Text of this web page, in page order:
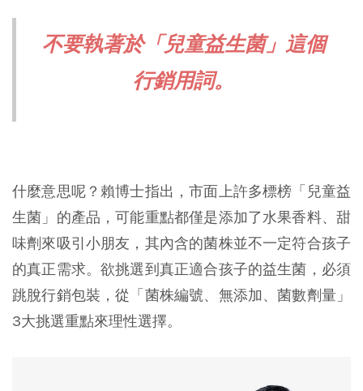
不要執著於「兒童益生菌」這個
行銷用詞。
什麼意思呢？賴博士指出，市面上許多標榜「兒童益
生菌」的產品，可能重點都僅是添加了水果香料、甜
味劑來吸引小朋友，其內含的菌株並不一定符合孩子
的真正需求。欲挑選到真正適合孩子的益生菌，必須
跳脫行銷包裝，從「菌株編號、無添加、菌數劑量」
3大挑選重點來理性選擇。